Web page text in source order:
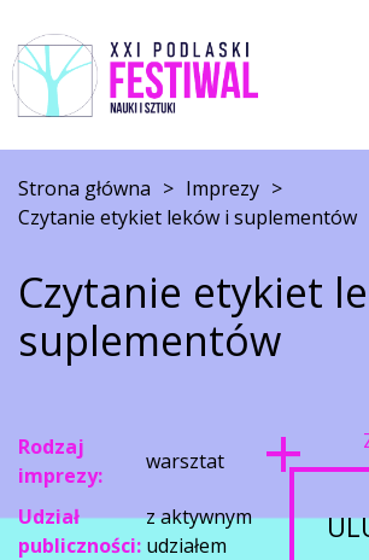
Strona główna > Imprezy >
Czytanie etykiet leków i suplementów
Czytanie etykiet
suplementów
Rodzaj
imprezy:
warsztat
Udział
publiczności:
z aktywnym
udziałem